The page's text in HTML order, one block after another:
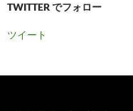
TWITTER でフォロー
ツイート